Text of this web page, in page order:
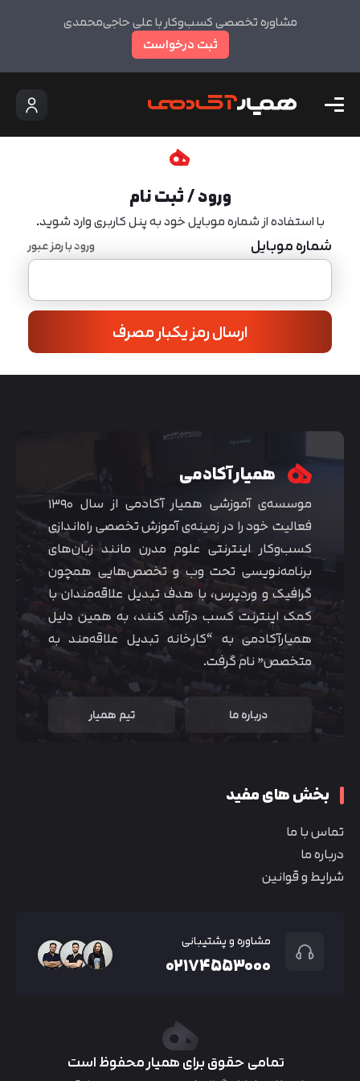
مشاوره تخصصی کسب‌وکار با علی حاجی‌محمدی
ثبت درخواست
ورود / ثبت نام
با استفاده از شماره موبایل خود به پنل کاربری وارد شوید.
شماره موبایل ورود با رمز عبور
ارسال رمز یکبار مصرف
همیار آکادمی
موسسه‌ی آموزشی همیار آکادمی از سال ۱۳۹۰
فعالیت خود را در زمینه‌ی آموزش تخصصی راه‌اندازی
کسب‌و‌کار اینترنتی علوم مدرن مانند زبان‌های
برنامه‌نویسی تحت وب و تخصص‌هایی همچون
گرافیک و وردپرس، با هدف تبدیل علاقه‌مندان با
کمک اینترنت کسب درآمد کنند، به همین دلیل
همیارآکادمی به “کارخانه تبدیل علاقه‌مند به
متخصص” نام گرفت.
درباره ما تیم همیار
بخش های مفید
تماس با ما
درباره ما
شرایط و قوانین
مشاوره و پشتیبانی
۰۲۱۷۴۵۵۳۰۰۰
تمامی حقوق برای همیار محفوظ است
متوجه شدم